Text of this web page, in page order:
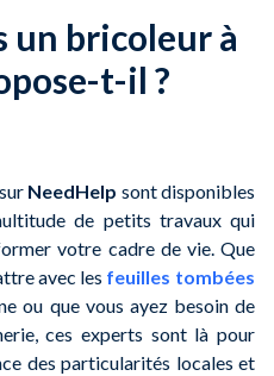
un bricoleur à
t-il ?
NeedHelp sont disponibles
de petits travaux qui
votre cadre de vie. Que
avec les feuilles tombées
ou que vous ayez besoin de
ces experts sont là pour
des particularités locales et